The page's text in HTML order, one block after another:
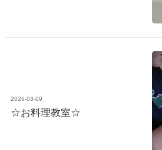
2026-03-09
☆お料理教室☆